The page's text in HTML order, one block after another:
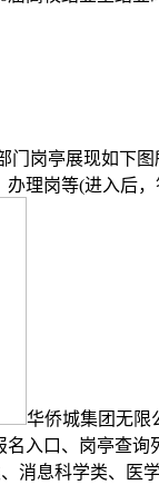
门岗亭展现如下图
理岗等(进入后
华侨城集团无限
入口、岗亭查
消息科学类、医